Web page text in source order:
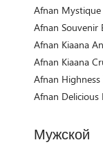
Afnan
Afnan Souvenir
Afnan Kiaana
Afnan Kiaana
Afnan Highness
Afnan Delicious
Мужской